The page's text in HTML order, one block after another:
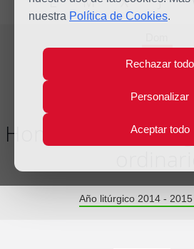
nuestra Política de Cookies.
Rechazar todo
Personalizar
Aceptar todo
28
Jun
Homilía XIII
Año litúrgico 2014 -